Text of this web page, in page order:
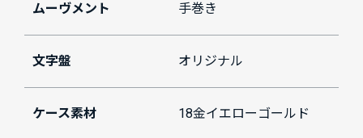
ムーヴメント 手巻き
文字盤 オリジナル
ケース素材 18金イエローゴールド